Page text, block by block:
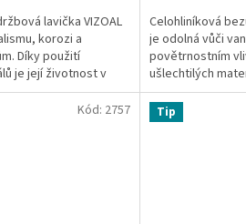
lavička VIZOAL
korozi a
Díky použití
je její životnost v
Celohliníková
je odolná vůči
povětrnostním
ušlechtilých
exteriéru
Kód: 2757 Tip